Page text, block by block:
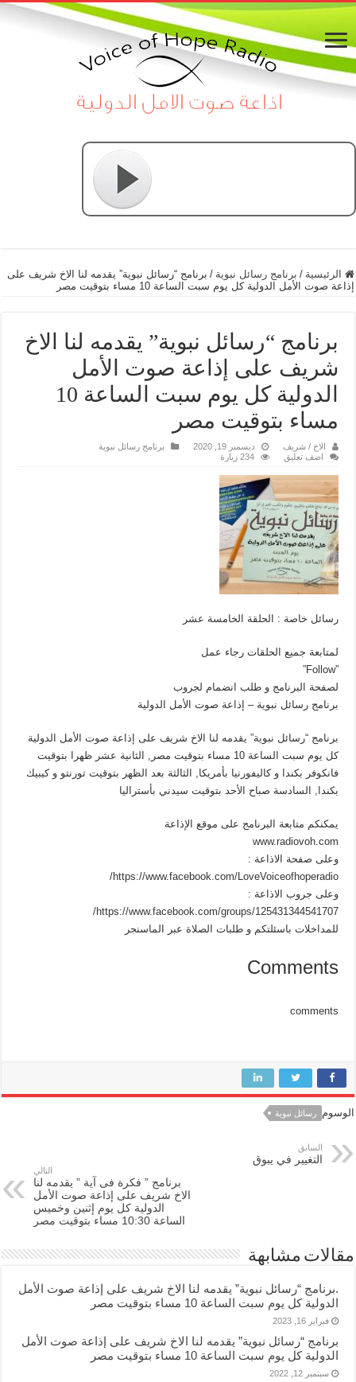
الرئيسية / برنامج رسائل نبوية / برنامج “رسائل نبوية” يقدمه لنا الاخ شريف على
إذاعة صوت الأمل الدولية كل يوم سبت الساعة 10 مساء بتوقيت مصر
برنامج “رسائل نبوية” يقدمه لنا الاخ
شريف على إذاعة صوت الأمل
الدولية كل يوم سبت الساعة 10
مساء بتوقيت مصر
الاخ / شريف ديسمبر 19, 2020
برنامج رسائل نبوية
اضف تعليق
234 زيارة
رسائل خاصة : الحلقة الخامسة عشر
لمتابعة جميع الحلقات رجاء عمل
”Follow”
لصفحة البرنامج و طلب انضمام لجروب
برنامج رسائل نبوية – إذاعة صوت الأمل الدولية
برنامج “رسائل نبوية” يقدمه لنا الاخ شريف على إذاعة صوت الأمل الدولية
كل يوم سبت الساعة 10 مساء بتوقيت مصر, الثانية عشر ظهرا بتوقيت
فانكوفر بكندا و كاليفورنيا بأمريكا, الثالثة بعد الظهر بتوقيت تورنتو و كيبيك
بكندا, السادسة صباح الأحد بتوقيت سيدني بأستراليا
يمكنكم متابعة البرنامج على موقع الإذاعة
www.radiovoh.com
وعلى صفحة الاذاعة :
https://www.facebook.com/LoveVoiceofhoperadio/
وعلى جروب الاذاعة :
https://www.facebook.com/groups/125431344541707/
للمداخلات باسئلتكم و طلبات الصلاة عبر الماسنجر
Comments
comments
الوسوم رسائل نبوية
السابق
التغيير في يبوق
التالي
برنامج ” فكرة فى آية ” يقدمه لنا
الاخ شريف على إذاعة صوت الأمل
الدولية كل يوم إثنين وخميس
الساعة 10:30 مساء بتوقيت مصر
مقالات مشابهة
.برنامج “رسائل نبوية” يقدمه لنا الاخ شريف على إذاعة صوت الأمل
الدولية كل يوم سبت الساعة 10 مساء بتوقيت مصر
فبراير 16, 2023
برنامج “رسائل نبوية” يقدمه لنا الاخ شريف على إذاعة صوت الأمل
الدولية كل يوم سبت الساعة 10 مساء بتوقيت مصر
سبتمبر 12, 2022